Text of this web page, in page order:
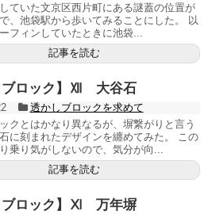
ていた文京区西片町にある謎蓋の位置が
、池袋駅から歩いてみることにした。 以
フィンしていたときに池袋...
記事を読む
ブロック】Ⅻ 大谷石
透かしブロックを求めて
クとはかなり異なるが、塀繋がりと言う
に刻まれたデザインを纏めてみた。 この
乗り気がしないので、気分が向...
記事を読む
ブロック】Ⅺ 万年塀